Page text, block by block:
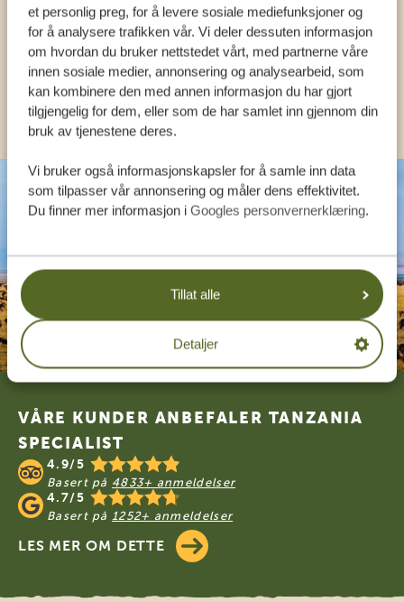
et personlig preg, for å levere sosiale mediefunksjoner og
for å analysere trafikken vår. Vi deler dessuten informasjon
om hvordan du bruker nettstedet vårt, med partnerne våre
innen sosiale medier, annonsering og analysearbeid, som
kan kombinere den med annen informasjon du har gjort
tilgjengelig for dem, eller som de har samlet inn gjennom din
bruk av tjenestene deres.
Vi bruker også informasjonskapsler for å samle inn data
som tilpasser vår annonsering og måler dens effektivitet.
Du finner mer informasjon i Googles personvernerklæring.
Tillat alle
Detaljer
NORSK:+31 174 788 108
ANDRE LAND
Footer
VÅRE KUNDER ANBEFALER TANZANIA
SPECIALIST
4.9/5
Basert på 4833+ anmeldelser
4.7/5
Basert på 1252+ anmeldelser
LES MER OM DETTE